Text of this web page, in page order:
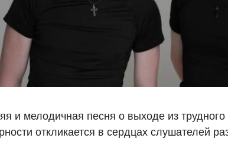
и мелодичная песня о выходе из
откликается в сердцах слушателей